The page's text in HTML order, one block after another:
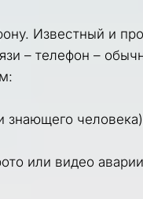
Известный и
– телефон –
знающего
или видео